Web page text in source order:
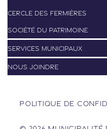
Cercle des fermières
Société du patrimoine
SERVICES MUNICIPAUX
NOUS JOINDRE
POLITIQUE DE